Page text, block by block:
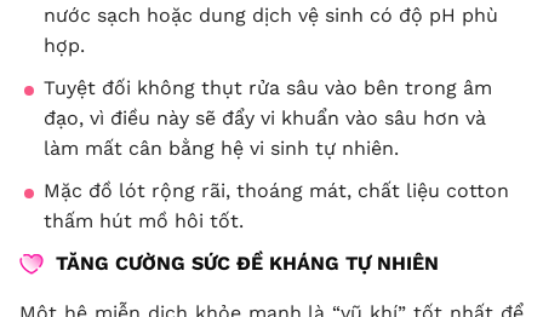
nước sạch hoặc dung dịch vệ sinh có độ pH phù
hợp.
Tuyệt đối không thụt rửa sâu vào bên trong âm
đạo, vì điều này sẽ đẩy vi khuẩn vào sâu hơn và
làm mất cân bằng hệ vi sinh tự nhiên.
Mặc đồ lót rộng rãi, thoáng mát, chất liệu cotton
thấm hút mồ hôi tốt.
TĂNG CƯỜNG SỨC ĐỀ KHÁNG TỰ NHIÊN